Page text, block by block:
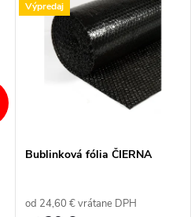
Výpredaj
Bublinková fólia ČIERNA
od 24,60 € vrátane DPH